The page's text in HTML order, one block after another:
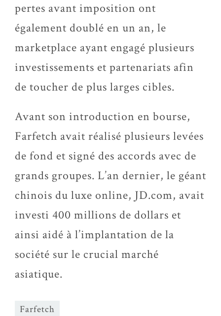
pertes avant imposition ont
également doublé en un an, le
marketplace ayant engagé plusieurs
investissements et partenariats afin
de toucher de plus larges cibles.
Avant son introduction en bourse,
Farfetch avait réalisé plusieurs levées
de fond et signé des accords avec de
grands groupes. L’an dernier, le géant
chinois du luxe online, JD.com, avait
investi 400 millions de dollars et
ainsi aidé à l’implantation de la
société sur le crucial marché
asiatique.
Farfetch